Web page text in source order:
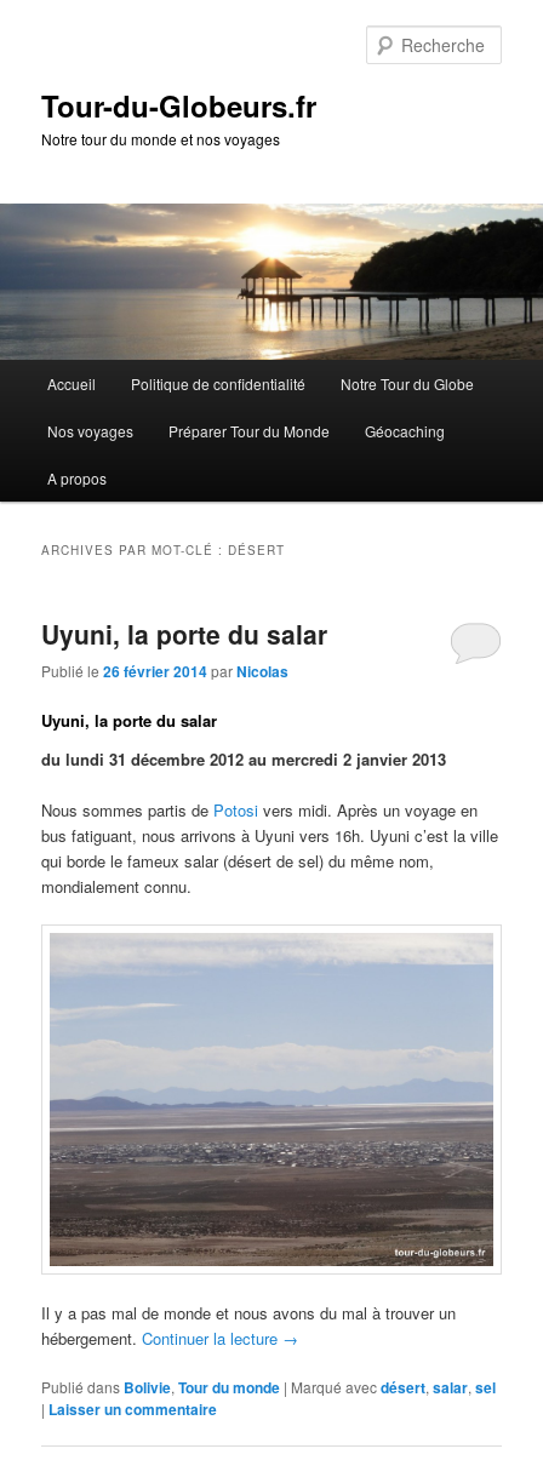
Tour-du-Globeurs.fr
Notre tour du monde et nos voyages
principal
Aller
au
contenu
principal
Aller
au
contenu
secondaire
Accueil Politique de confidentialité Notre Tour du Globe
Nos voyages Préparer Tour du Monde Géocaching
A propos
ARCHIVES PAR MOT-CLÉ : DÉSERT
Uyuni, la porte du salar
Publié le26 février 2014parNicolas
Uyuni, la porte du salar
du lundi 31 décembre 2012 au mercredi 2 janvier 2013
Nous sommes partis de Potosi vers midi. Après un voyage en
bus fatiguant, nous arrivons à Uyuni vers 16h. Uyuni c’est la ville
qui borde le fameux salar (désert de sel) du même nom,
mondialement connu.
Il y a pas mal de monde et nous avons du mal à trouver un
hébergement.Continuer la lecture →
Publié dans Bolivie,Tour du monde | Marqué avecdésert,salar,sel
| Laisser un commentaire